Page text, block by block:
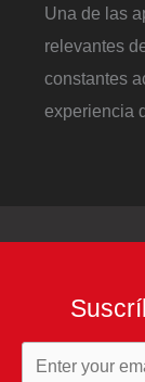
Una de las
relevantes
constantes
experiencia